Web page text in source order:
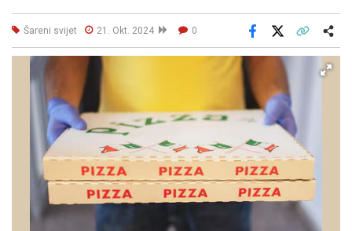
Šareni svijet 21. Okt. 2024 0
Facebook